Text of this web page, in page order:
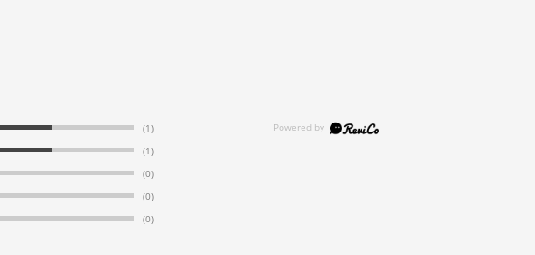
(1)
(1)
(0)
(0)
(0)